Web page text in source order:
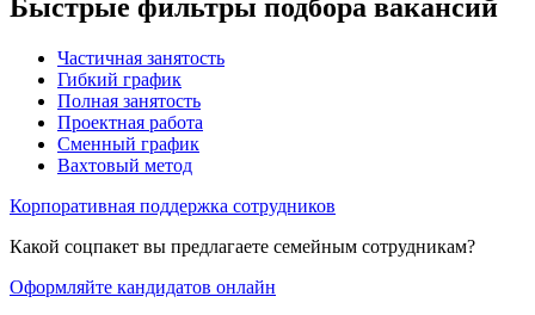
Быстрые фильтры подбора вакансий
Частичная занятость
Гибкий график
Полная занятость
Проектная работа
Сменный график
Вахтовый метод
Корпоративная поддержка сотрудников
Какой соцпакет вы предлагаете семейным сотрудникам?
Оформляйте кандидатов онлайн